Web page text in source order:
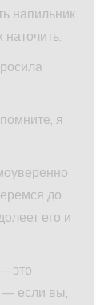
напильник
я
до
его и
это
если вы,